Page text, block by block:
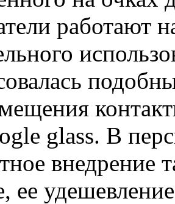
glass. В
внедрение
ее